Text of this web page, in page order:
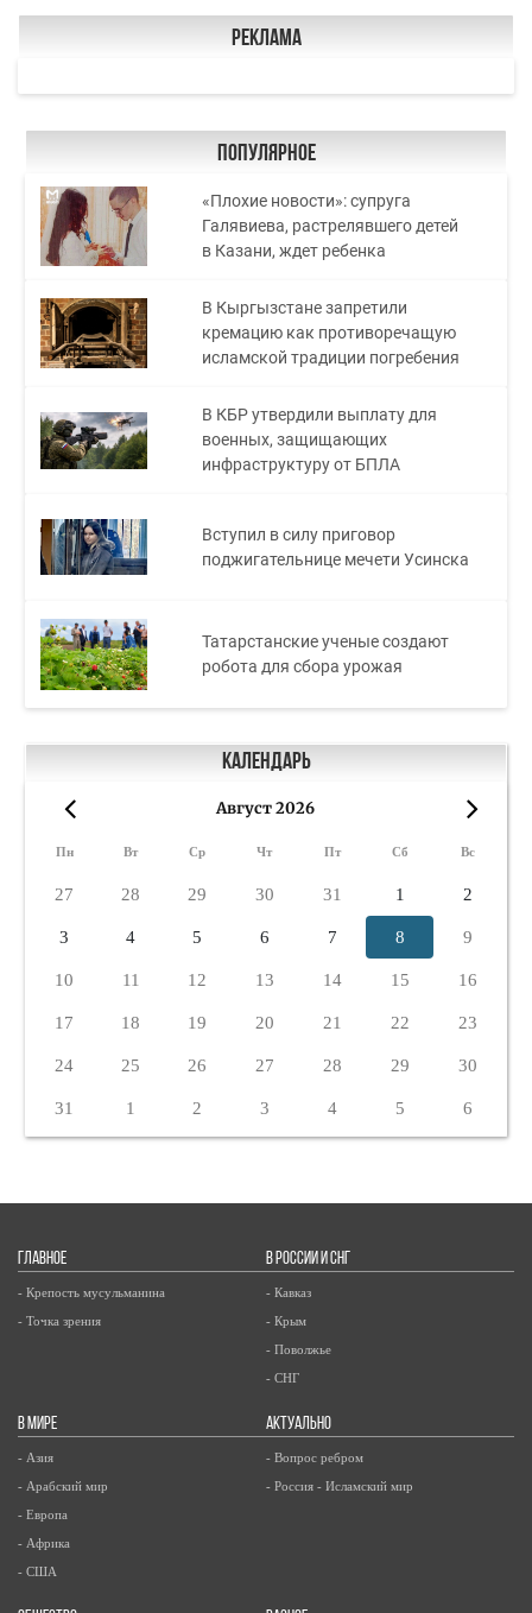
Реклама
Популярное
«Плохие новости»: супруга
Галявиева, растрелявшего детей
в Казани, ждет ребенка
В Кыргызстане запретили
кремацию как противоречащую
исламской традиции погребения
В КБР утвердили выплату для
военных, защищающих
инфраструктуру от БПЛА
Вступил в силу приговор
поджигательнице мечети Усинска
Татарстанские ученые создают
робота для сбора урожая
Календарь
Август 2026
Пн Вт Ср Чт Пт Сб Вс
27 28 29 30 31 1 2
3 4 5 6 7 8 9
10 11 12 13 14 15 16
17 18 19 20 21 22 23
24 25 26 27 28 29 30
31 1 2 3 4 5 6
ГЛАВНОЕ
- Крепость мусульманина
- Точка зрения
В РОССИИ И СНГ
- Кавказ
- Крым
- Поволжье
- СНГ
В МИРЕ
- Азия
- Арабский мир
- Европа
- Африка
- США
АКТУАЛЬНО
- Вопрос ребром
- Россия - Исламский мир